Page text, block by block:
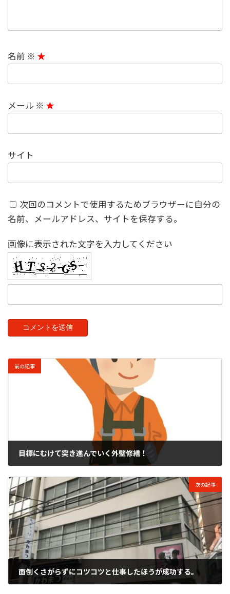
名前 ※
メール ※
サイト
次回のコメントで使用するためブラウザーに自分の
名前、メールアドレス、サイトを保存する。
画像に表示された文字を入力してください
前の記事
目標にむけて突き進んでいく外壁修繕！
次の記事
面倒くさがらずにコツコツと仕事したほうが成功する。